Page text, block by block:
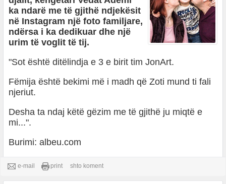
ka ndarë me të gjithë ndjekësit
në Instagram një foto familjare,
ndërsa i ka dedikuar dhe një
urim të voglit të tij.
"Sot është ditëlindja e 3 e birit tim JonArt.
Fëmija është bekimi më i madh që Zoti mund ti fali
njeriut.
Desha ta ndaj këtë gëzim me të gjithë ju miqtë e
mi...".
Burimi: albeu.com
e-mail print shto koment